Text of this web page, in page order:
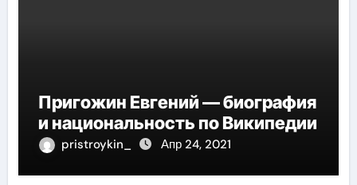
Пригожин Евгений — биография
и национальность по Википедии
pristroykin_ Апр 24, 2021